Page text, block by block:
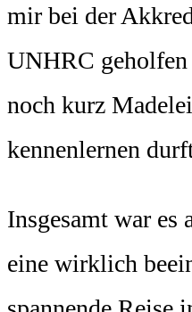
mir bei der
UNHRC geholfen
noch kurz
kennenlernen
Insgesamt war es
eine wirklich